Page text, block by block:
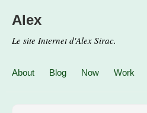
Alex
Le site Internet d'Alex Sirac.
About Blog Now Work